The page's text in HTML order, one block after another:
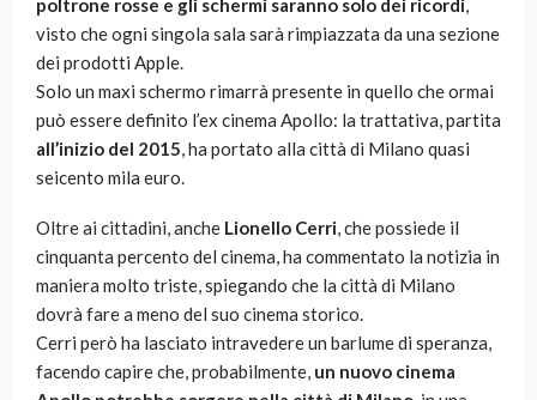
poltrone rosse e gli schermi saranno solo dei ricordi,
visto che ogni singola sala sarà rimpiazzata da una sezione
dei prodotti Apple.
Solo un maxi schermo rimarrà presente in quello che ormai
può essere definito l’ex cinema Apollo: la trattativa, partita
all’inizio del 2015, ha portato alla città di Milano quasi
seicento mila euro.
Oltre ai cittadini, anche Lionello Cerri, che possiede il
cinquanta percento del cinema, ha commentato la notizia in
maniera molto triste, spiegando che la città di Milano
dovrà fare a meno del suo cinema storico.
Cerri però ha lasciato intravedere un barlume di speranza,
facendo capire che, probabilmente, un nuovo cinema